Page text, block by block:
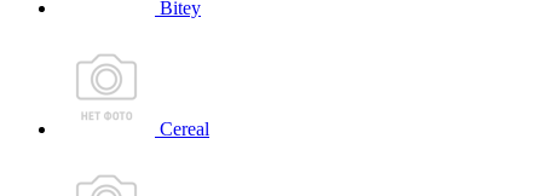
Bitey
Cereal